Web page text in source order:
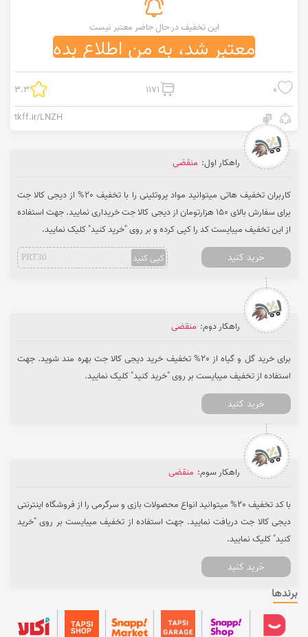
این تخفیف در حال حاضر معتبر نیست
معتبر شد، به من اطلاع بده
0
1171
3.3
tkff.ir/LNZH
راهکار اول: منقضی
کاربران تخفیف هاتی میتوانید مواد پروتئینی را با تخفیف 20% از دیجی کالا جت
برای سفارش بالای 150 هزارتومان از دیجی کالا جت خریداری نمایید. جهت استفاده
از این تخفیف میبایست کد را کپی کرده و بر روی "خرید کنید" کلیک نمایید.
خرید کنید کپی کنید PRT30
راهکار دوم: منقضی
برای خرید گل و گیاه از 20% تخفیف خرید دیجی کالا جت بهره مند شوید. جهت
استفاده از تخفیف میبایست بر روی "خرید کنید" کلیک نمایید.
خرید کنید
راهکار سوم: منقضی
با کد تخفیف 20% میتوانید انواع محصولات بازی و سرگرمی را از فروشگاه اینترنتی
دیجی کالا جت دریافت نمایید. جهت استفاده از تخفیف میبایست بر روی "خرید
کنید" کلیک نمایید.
خرید کنید
برندها